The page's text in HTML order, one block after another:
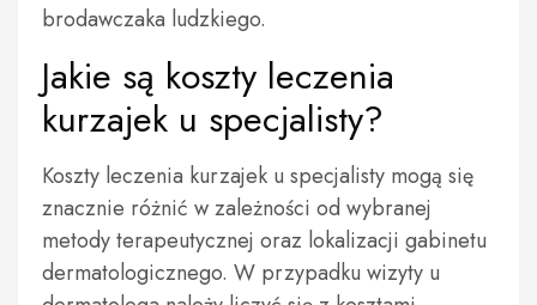
brodawczaka ludzkiego.
Jakie są koszty leczenia
kurzajek u specjalisty?
Koszty leczenia kurzajek u specjalisty mogą się
znacznie różnić w zależności od wybranej
metody terapeutycznej oraz lokalizacji gabinetu
dermatologicznego. W przypadku wizyty u